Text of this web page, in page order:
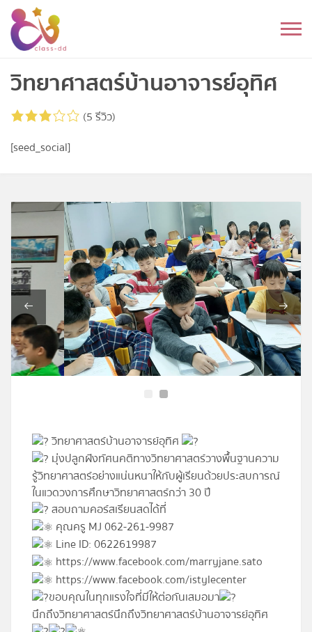
Skip
content
อนุบาล
ประถม
มัธยมต้น
ดนตรี
อื่นๆ
โปรไฟล์
ข่าวสาร
เข้าสู่ระบบ
วิทยาศาสตร์บ้านอาจารย์อุทิศ
(5 รีวิว)
[seed_social]
วิทยาศาสตร์บ้านอาจารย์อุทิศ
มุ่งปลูกฝังทัศนคติทางวิทยาศาสตร์วางพื้นฐานความ
รู้วิทยาศาสตร์อย่างแน่นหนาให้กับผู้เรียนด้วยประสบการณ์
ในแวดวงการศึกษาวิทยาศาสตร์กว่า 30 ปี
สอบถามคอร์สเรียนสดได้ที่
คุณครู MJ 062-261-9987
Line ID: 0622619987
https://www.facebook.com/marryjane.sato
https://www.facebook.com/istylecenter
ขอบคุณในทุกแรงใจที่มีให้ต่อกันเสมอมา
นึกถึงวิทยาศาสตร์นึกถึงวิทยาศาสตร์บ้านอาจารย์อุทิศ